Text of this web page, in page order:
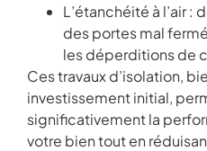
L’étanchéité à l’air :
des portes mal
les déperditions de
Ces travaux d’isolation,
investissement initial,
significativement la
votre bien tout en